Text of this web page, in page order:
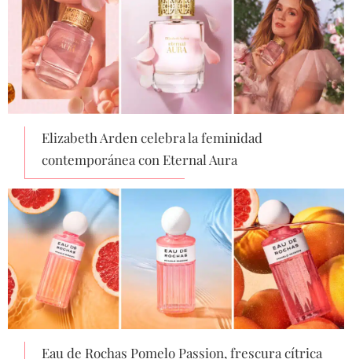
Elizabeth Arden celebra la feminidad
contemporánea con Eternal Aura
Eau de Rochas Pomelo Passion, frescura cítrica